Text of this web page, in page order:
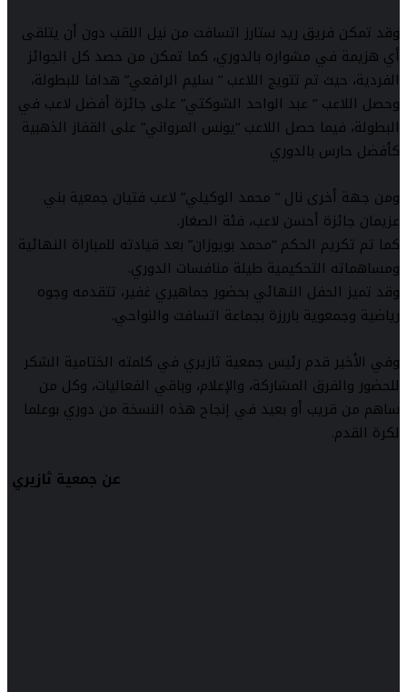
وقد تمكن فريق ريد ستارز اتسافت من نيل اللقب دون أن يتلقى
أي هزيمة في مشواره بالدوري، كما تمكن من حصد كل الجوائز
الفردية، حيث تم تتويج اللاعب ” سليم الرافعي” هدافا للبطولة،
وحصل اللاعب ” عبد الواحد الشوكتي” على جائزة أفضل لاعب في
البطولة، فيما حصل اللاعب “يونس المرواني” على القفاز الذهبية
كأفضل حارس بالدوري
ومن جهة أخرى نال ” محمد الوكيلي” لاعب فتيان جمعية بني
عزيمان جائزة أحسن لاعب، فئة الصغار.
كما تم تكريم الحكم “محمد بويوزان” بعد قيادته للمباراة النهائية
ومساهماته التحكيمية طيلة منافسات الدوري.
وقد تميز الحفل النهائي بحضور جماهيري غفير، تتقدمه وجوه
رياضية وجمعوية باررزة بجماعة اتسافت والنواحي.
وفي الأخير قدم رئيس جمعية ثازيري في كلمته الختامية الشكر
للحضور والفرق المشاركة، والإعلام، وباقي الفعاليات، وكل من
ساهم من قريب أو بعيد في إنجاح هذه النسخة من دوري بوعلما
لكرة القدم.
عن جمعية ثازيري